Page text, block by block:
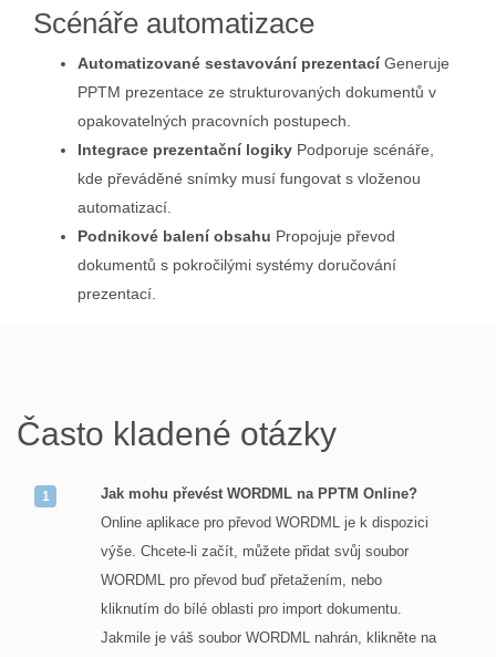
Scénáře automatizace
Automatizované sestavování prezentacíGeneruje
PPTM prezentace ze strukturovaných dokumentů v
opakovatelných pracovních postupech.
Integrace prezentační logiky Podporuje scénáře,
kde převáděné snímky musí fungovat s vloženou
automatizací.
Podnikové balení obsahu Propojuje převod
dokumentů s pokročilými systémy doručování
prezentací.
Často kladené otázky
Jak mohu převést WORDML na PPTM Online?
Online aplikace pro převod WORDML je k dispozici
výše. Chcete-li začít, můžete přidat svůj soubor
WORDML pro převod buď přetažením, nebo
kliknutím do bílé oblasti pro import dokumentu.
Jakmile je váš soubor WORDML nahrán, klikněte na